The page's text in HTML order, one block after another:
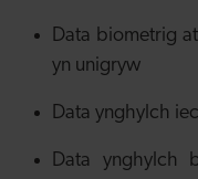
Data biometrig
yn unigryw
Data ynghylch
Data ynghylch